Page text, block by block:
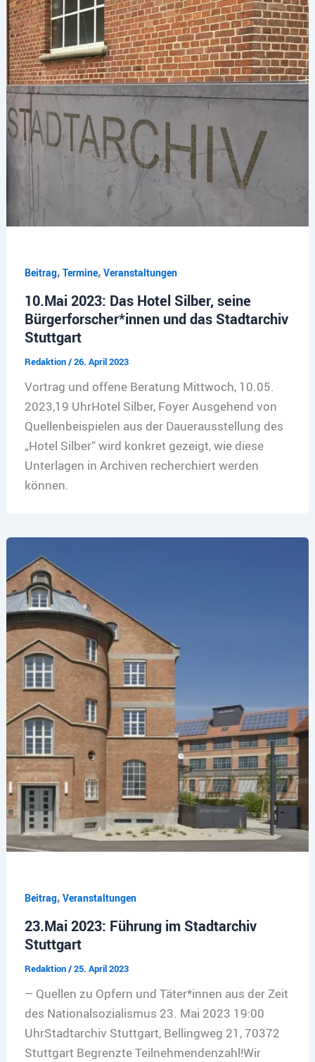
Beitrag, Termine, Veranstaltungen
10.Mai 2023: Das Hotel Silber, seine
Bürgerforscher*innen und das Stadtarchiv
Stuttgart
Redaktion/26. April 2023
Vortrag und offene Beratung Mittwoch, 10.05.
2023,19 UhrHotel Silber, Foyer Ausgehend von
Quellenbeispielen aus der Dauerausstellung des
„Hotel Silber“ wird konkret gezeigt, wie diese
Unterlagen in Archiven recherchiert werden
können.
Beitrag, Veranstaltungen
23.Mai 2023: Führung im Stadtarchiv
Stuttgart
Redaktion/25. April 2023
– Quellen zu Opfern und Täter*innen aus der Zeit
des Nationalsozialismus 23. Mai 2023 19:00
UhrStadtarchiv Stuttgart, Bellingweg 21, 70372
Stuttgart Begrenzte Teilnehmendenzahl!Wir